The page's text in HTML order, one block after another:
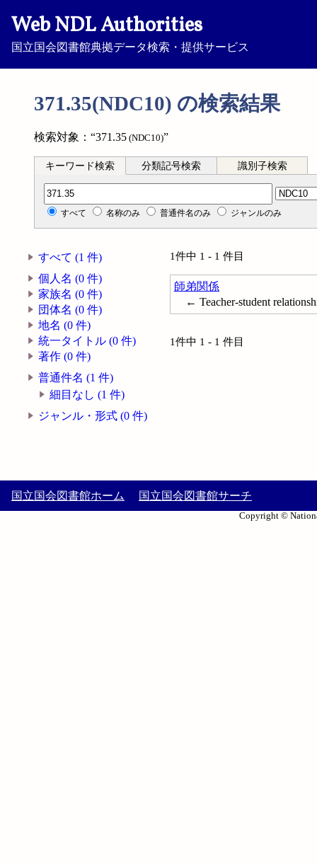
Web NDL Authorities
国立国会図書館典拠データ検索・提供サービス
371.35(NDC10) の検索結果
検索対象：“371.35 (NDC10)”
キーワード検索 分類記号検索 識別子検索
分類記号検索
すべて 名称のみ 普通件名のみ ジャンルのみ
すべて (1 件)
個人名 (0 件)
家族名 (0 件)
団体名 (0 件)
地名 (0 件)
統一タイトル (0 件)
著作 (0 件)
普通件名 (1 件)
細目なし (1 件)
ジャンル・形式 (0 件)
1件中 1 - 1 件目
師弟関係
← Teacher-student
1件中 1 - 1 件目
国立国会図書館ホーム 国立国会図書館サーチ
Copyright ©